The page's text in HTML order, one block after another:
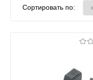
Сортировать по: